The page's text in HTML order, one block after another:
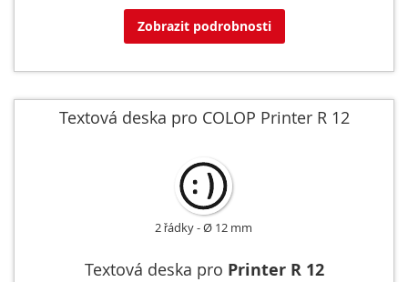
Zobrazit podrobnosti
Textová deska pro COLOP Printer R 12
2 řádky Ø 12 mm
Textová deska pro Printer R 12